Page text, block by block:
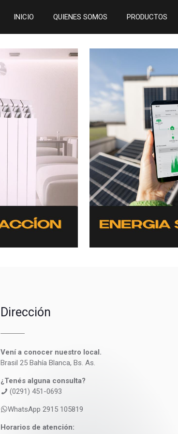
INICIO QUIENES SOMOS PRODUCTOS
Dirección
Vení a conocer nuestro local.
Brasil 25 Bahía Blanca, Bs. As.
¿Tenés alguna consulta?
(0291) 451-0693
WhatsApp 2915 105819
Horarios de atención: